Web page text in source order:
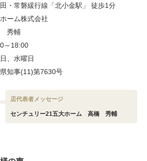
・常磐緩行線「北小金駅」 徒歩1分
ーム株式会社
秀輔
～18:00
、水曜日
知事(11)第7630号
店代表者メッセージ
センチュリー21五大ホーム 高橋 秀輔